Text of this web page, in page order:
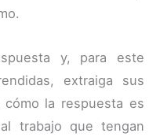
y, para este
extraiga sus
la respuesta es
trabajo que tengan